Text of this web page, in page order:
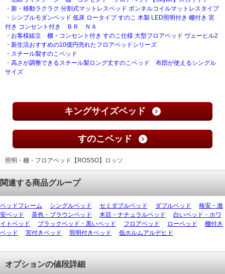
・ 新・移動ラクラク 分割式マットレスベッド ボンネルコイルマットレスタイプ
・ シンプルモダンベッド 低床 ロータイプ すのこ 木製 LED照明付き 棚付き 宮
付き コンセント付き ＢＲ ＮＡ
・ お客様組立 棚・コンセント付き すのこ仕様 大型フロアベッド ヴェーヒル2
・ 新生活おすすめの10億円売れたフロアベッドシリーズ
・ スチール製すのこベッド
・ 高さが調整できるスチール製ロング丈すのこベッド 布団が使えるシングル
サイズ
キングサイズベッド
すのこベッド
照明・棚・フロアベッド【ROSSO】ロッソ
関連する商品グループ
ベッドフレーム シングルベッド セミダブルベッド ダブルベッド
格安・激
安ベッド
茶色・ブラウンベッド 木目・ナチュラルベッド
白いベッド・ホワ
イトベッド
ブラックベッド・黒いベッド フロアベッド ローベッド
棚付き
ベッド
宮付きベッド 照明付きベッド 低ホルムアルデヒド
オプションの値段詳細